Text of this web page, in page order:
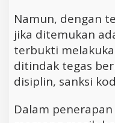
Namun, dengan
jika ditemukan
terbukti
ditindak tegas
disiplin, sanksi
Dalam